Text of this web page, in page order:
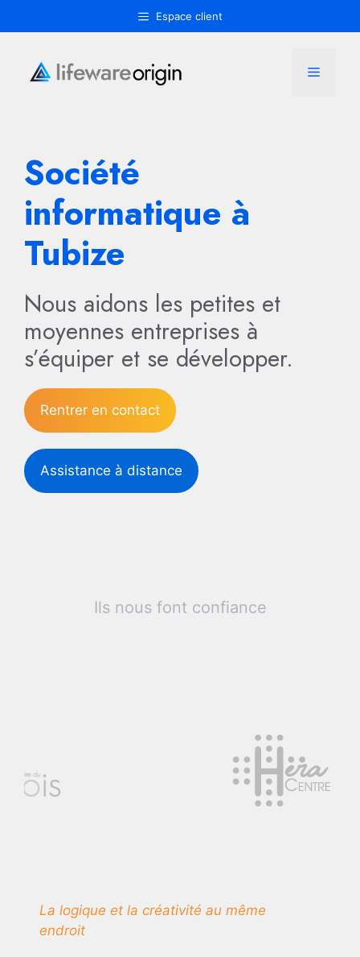
au
Espace client
Menu
Société
informatique à
Tubize
Nous aidons les petites et
moyennes entreprises à
s’équiper et se développer.
Rentrer en contact
Assistance à distance
Ils nous font confiance
La logique et la créativité au même
endroit